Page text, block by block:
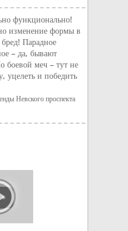
функционально!
изменение формы в
Парадное
– да, бывают
боевой меч – тут не
уцелеть и победить
Невского проспекта